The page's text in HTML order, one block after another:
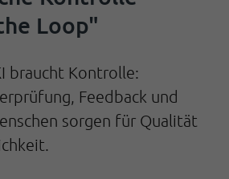
Loop"
braucht Kontrolle:
Feedback und
sorgen für Qualität